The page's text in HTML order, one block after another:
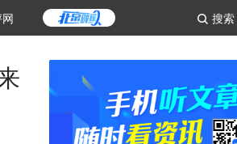
搜索